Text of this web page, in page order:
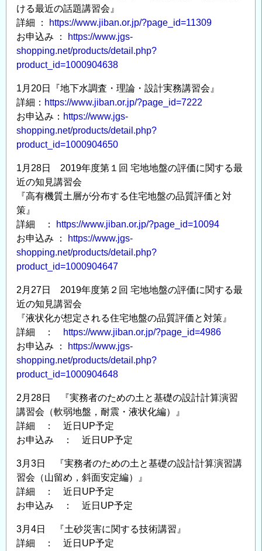
ける最近の話題講習会』
詳細 ：
https://www.jiban.or.jp/?page_id=11309
お申込み ：
https://www.jgs-
shopping.net/products/detail.php?
product_id=1000904638
1月20日『地下水調査・理論・設計実務講習会』
詳細： https://www.jiban.or.jp/?page_id=7222
お申込み： https://www.jgs-
shopping.net/products/detail.php?
product_id=1000904650
1月28日 2019年度第１回 宅地地盤の評価に関する最
近の知見講習会
『高有機質土層が分布する住宅地盤の品質評価と対
策』
詳細 ：
https://www.jiban.or.jp/?page_id=10094
お申込み ：
https://www.jgs-
shopping.net/products/detail.php?
product_id=1000904647
2月27日 2019年度第２回 宅地地盤の評価に関する最
近の知見講習会
『液状化が想定される住宅地盤の品質評価と対策』
詳細 ：
https://www.jiban.or.jp/?page_id=4986
お申込み ：
https://www.jgs-
shopping.net/products/detail.php?
product_id=1000904648
2月28日 『実務者のための土と基礎の設計計算演習
講習会（軟弱地盤，耐震・液状化編）』
詳細 ： 近日UP予定
お申込み ： 近日UP予定
3月3日 『実務者のための土と基礎の設計計算演習講
習会（山留め，斜面安定編）』
詳細 ： 近日UP予定
お申込み ： 近日UP予定
3月4日 『土砂災害に関する技術講習』
詳細 ： 近日UP予定